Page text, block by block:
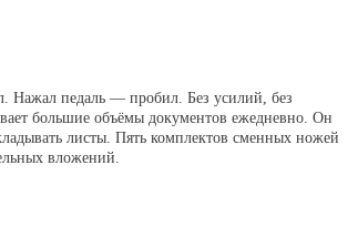
Нажал педаль — пробил. Без усилий, без
большие объёмы документов ежедневно. Он
листы. Пять комплектов сменных ножей
вложений.